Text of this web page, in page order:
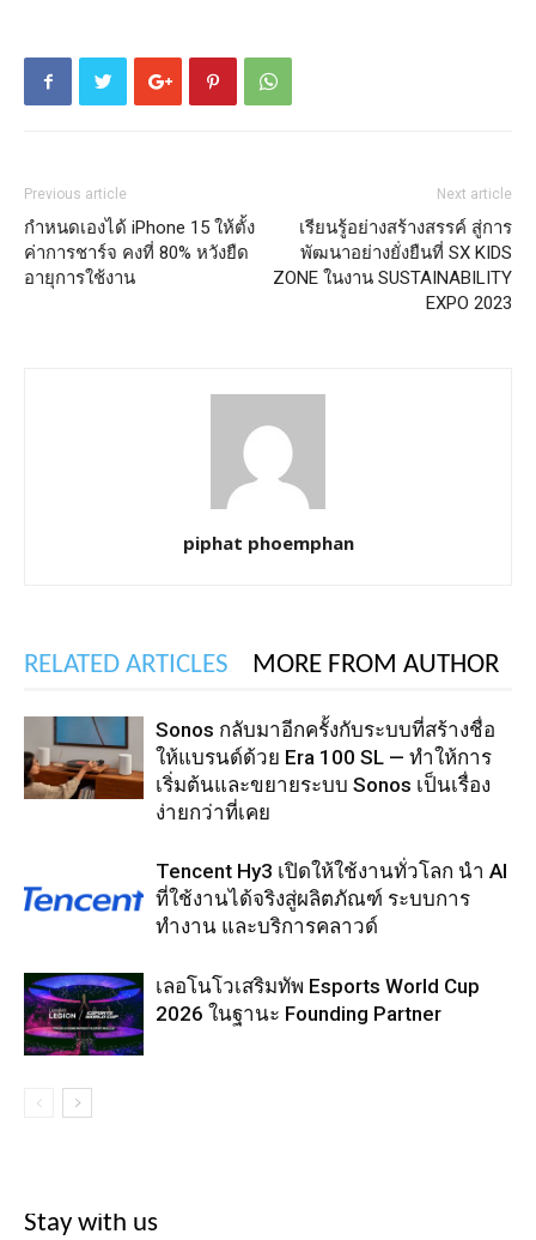
Previous article
กำหนดเองได้ iPhone 15 ให้ตั้ง
ค่าการชาร์จ คงที่ 80% หวังยืด
อายุการใช้งาน
Next article
เรียนรู้อย่างสร้างสรรค์ สู่การ
พัฒนาอย่างยั่งยืนที่ SX KIDS
ZONE ในงาน SUSTAINABILITY
EXPO 2023
piphat phoemphan
RELATED ARTICLES MORE FROM AUTHOR
Sonos กลับมาอีกครั้งกับระบบที่สร้างชื่อ
ให้แบรนด์ด้วย Era 100 SL — ทำให้การ
เริ่มต้นและขยายระบบ Sonos เป็นเรื่อง
ง่ายกว่าที่เคย
Tencent Hy3 เปิดให้ใช้งานทั่วโลก นำ AI
ที่ใช้งานได้จริงสู่ผลิตภัณฑ์ ระบบการ
ทำงาน และบริการคลาวด์
เลอโนโวเสริมทัพ Esports World Cup
2026 ในฐานะ Founding Partner
Stay with us